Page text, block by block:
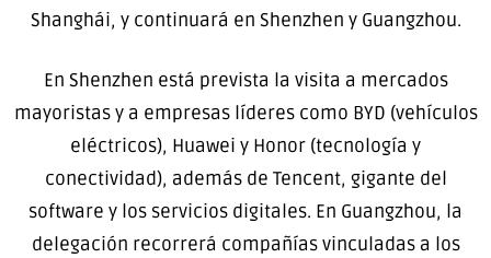
Shanghái, y continuará en Shenzhen y Guangzhou.
En Shenzhen está prevista la visita a mercados
mayoristas y a empresas líderes como BYD (vehículos
eléctricos), Huawei y Honor (tecnología y
conectividad), además de Tencent, gigante del
software y los servicios digitales. En Guangzhou, la
delegación recorrerá compañías vinculadas a los